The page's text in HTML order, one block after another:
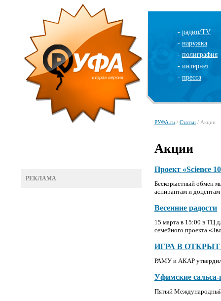
- радио/TV
- наружка
- полиграфия
- интернет
- пресса
РЕКЛАМА
РУФА.ru / Статьи / Акции
Акции
Проект «Science
Бескорыстный обмен
аспирантам и доцентам
Весенние радости
15 марта в 15:00 в ТЦ
семейного проекта
ИГРА В
РАМУ и АКАР
Уфимские
Пятый Международный